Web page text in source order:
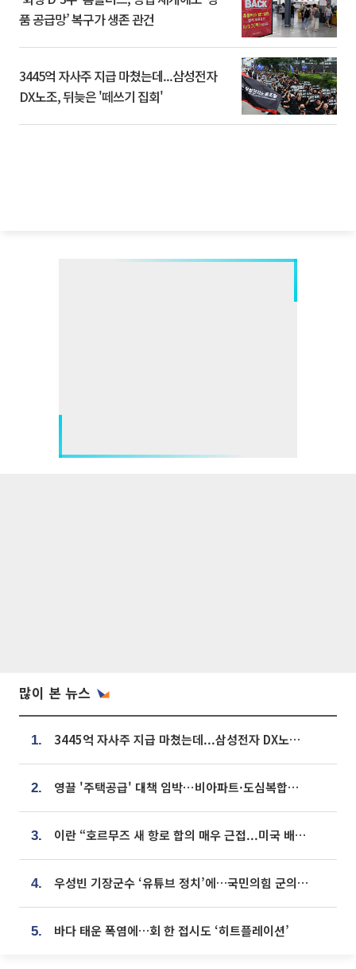
품 공급망’ 복구가 생존 관건
3445억 자사주 지급 마쳤는데...삼성전자
DX노조, 뒤늦은 '떼쓰기 집회'
많이 본 뉴스
1. 3445억 자사주 지급 마쳤는데...삼성전자 DX노조, 뒤늦은 '떼쓰기 집회'
2. 영끌 '주택공급' 대책 임박⋯비아파트·도심복합까지 총동원
3. 이란 “호르무즈 새 항로 합의 매우 근접...미국 배상 먼저”
4. 우성빈 기장군수 ‘유튜브 정치’에…국민의힘 군의원들 집단 반발
5. 바다 태운 폭염에…회 한 접시도 ‘히트플레이션’